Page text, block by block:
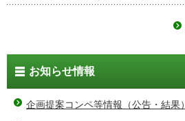
お知らせ情報
企画提案コンペ等情報（公告・結果）